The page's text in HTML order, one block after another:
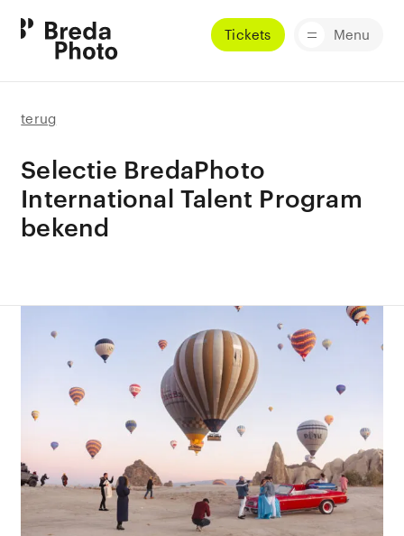
Tickets Menu
terug
Selectie BredaPhoto
International Talent Program
bekend